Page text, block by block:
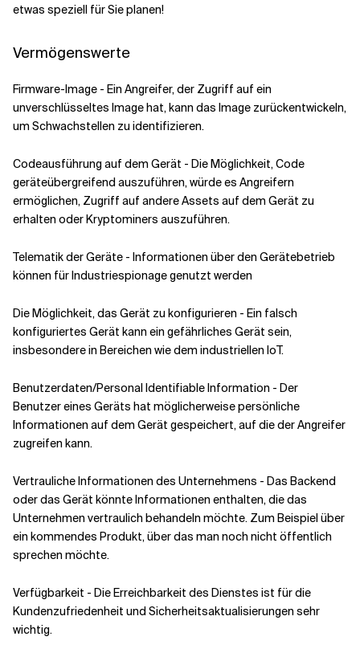
etwas speziell für Sie planen!
Vermögenswerte
Firmware-Image - Ein Angreifer, der Zugriff auf ein
unverschlüsseltes Image hat, kann das Image zurückentwickeln,
um Schwachstellen zu identifizieren.
Codeausführung auf dem Gerät - Die Möglichkeit, Code
geräteübergreifend auszuführen, würde es Angreifern
ermöglichen, Zugriff auf andere Assets auf dem Gerät zu
erhalten oder Kryptominers auszuführen.
Telematik der Geräte - Informationen über den Gerätebetrieb
können für Industriespionage genutzt werden
Die Möglichkeit, das Gerät zu konfigurieren - Ein falsch
konfiguriertes Gerät kann ein gefährliches Gerät sein,
insbesondere in Bereichen wie dem industriellen IoT.
Benutzerdaten/Personal Identifiable Information - Der
Benutzer eines Geräts hat möglicherweise persönliche
Informationen auf dem Gerät gespeichert, auf die der Angreifer
zugreifen kann.
Vertrauliche Informationen des Unternehmens - Das Backend
oder das Gerät könnte Informationen enthalten, die das
Unternehmen vertraulich behandeln möchte. Zum Beispiel über
ein kommendes Produkt, über das man noch nicht öffentlich
sprechen möchte.
Verfügbarkeit - Die Erreichbarkeit des Dienstes ist für die
Kundenzufriedenheit und Sicherheitsaktualisierungen sehr
wichtig.